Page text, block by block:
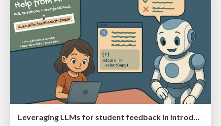
Leveraging LLMs for student feedback in introductory data science courses - posit::conf(2025)